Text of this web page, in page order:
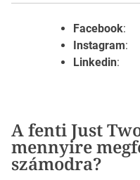
Facebook:
Instagram:
Linkedin:
A fenti Just
mennyire
számodra?